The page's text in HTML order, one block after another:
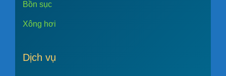
Bồn sục
Xông hơi
Dịch vụ